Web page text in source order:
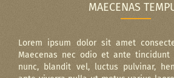
MAECENAS
Lorem ipsum dolor sit amet
Maecenas nec odio et ante tincidunt
nunc, blandit vel, luctus pulvinar,